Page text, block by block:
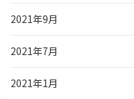
2021年9月
2021年7月
2021年1月